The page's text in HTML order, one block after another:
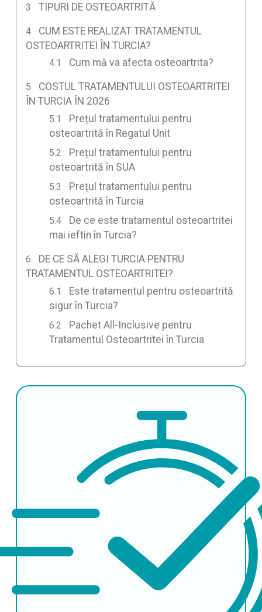
TIPURI DE OSTEOARTRITĂ
CUM ESTE REALIZAT TRATAMENTUL
OSTEOARTRITEI ÎN TURCIA?
Cum mă va afecta osteoartrita?
COSTUL TRATAMENTULUI OSTEOARTRITEI
ÎN TURCIA ÎN 2026
Prețul tratamentului pentru
osteoartrită în Regatul Unit
Prețul tratamentului pentru
osteoartrită în SUA
Prețul tratamentului pentru
osteoartrită în Turcia
De ce este tratamentul osteoartritei
mai ieftin în Turcia?
DE CE SĂ ALEGI TURCIA PENTRU
TRATAMENTUL OSTEOARTRITEI?
Este tratamentul pentru osteoartrită
sigur în Turcia?
Pachet All-Inclusive pentru
Tratamentul Osteoartritei în Turcia